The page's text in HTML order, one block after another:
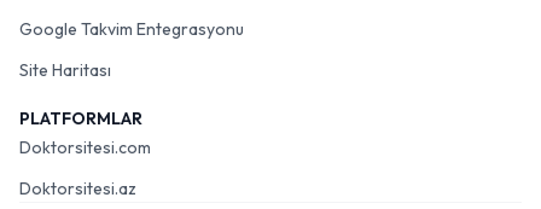
Google Takvim Entegrasyonu
Site Haritası
PLATFORMLAR
Doktorsitesi.com
Doktorsitesi.az